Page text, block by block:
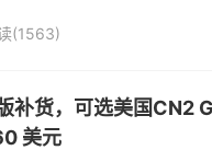
(1563)
补货，可选美国CN2
美元